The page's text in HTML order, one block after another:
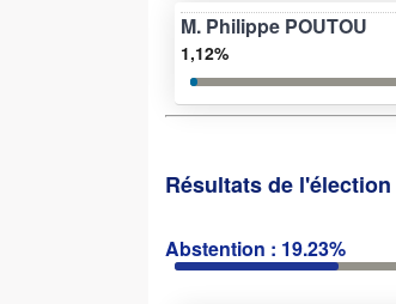
M. Philippe POUTOU
1,12%
Résultats de
Abstention : 19.23%